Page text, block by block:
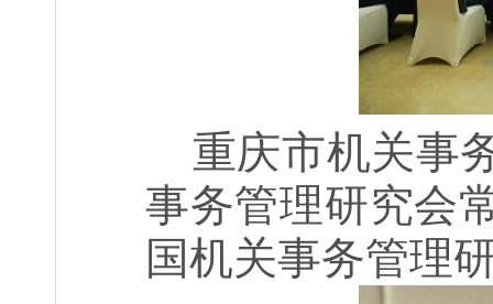
重庆市机关事
事务管理研究会
国机关事务管理